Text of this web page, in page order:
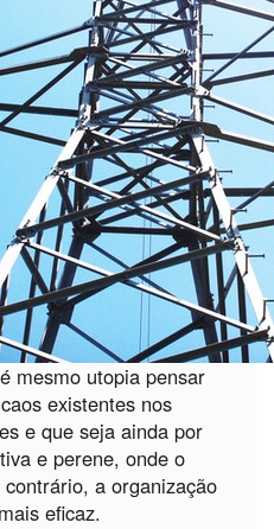
mesmo utopia pensar
existentes nos
e que seja ainda por
e perene, onde o
a organização
eficaz.